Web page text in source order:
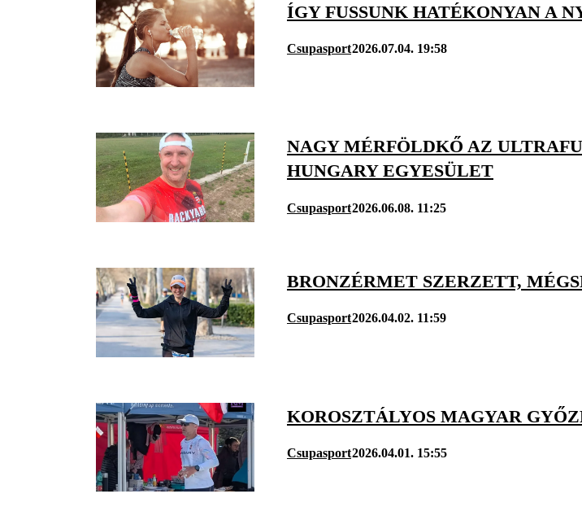
ÍGY FUSSUNK HATÉKONYAN A
Csupasport2026.07.04. 19:58
NAGY MÉRFÖLDKŐ AZ
HUNGARY EGYESÜLET
Csupasport2026.06.08. 11:25
BRONZÉRMET SZERZETT,
Csupasport2026.04.02. 11:59
KOROSZTÁLYOS MAGYAR
Csupasport2026.04.01. 15:55